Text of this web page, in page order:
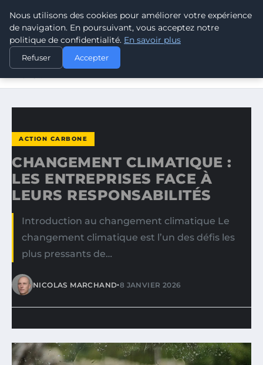
CLIMATE RESPONSE BLOG
ACCUEIL
ACTION CARBONE
CHANGEMENT CLIMATIQUE : LES ENTREPRISES FACE À
ACTION CARBONE
CHANGEMENT CLIMATIQUE :
LES ENTREPRISES FACE À
LEURS RESPONSABILITÉS
Introduction au changement climatique Le
changement climatique est l’un des défis les
plus pressants de…
NICOLAS MARCHAND•8 JANVIER 2026
Nous utilisons des cookies pour améliorer votre expérience
de navigation. En poursuivant, vous acceptez notre
politique de confidentialité. En savoir plus
Refuser Accepter